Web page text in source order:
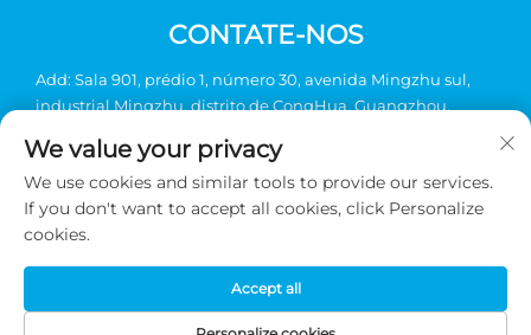
CONTATE-NOS
Add: Sala 901, prédio 1, número 30, avenida Mingzhu sul,
industrial Mingzhu, distrito de CongHua, Guangzhou,
+86-2036031688 Ramal 8048
E-mail:[email protected]
Direitos autorais © 2026 Guangzhou AOJIE Science &
Technology co., Ltd. Todos os direitos reservados -Política de
Privacidade
We value your privacy
We use cookies and similar tools to provide our services.
If you don't want to accept all cookies, click Personalize
cookies.
Accept all